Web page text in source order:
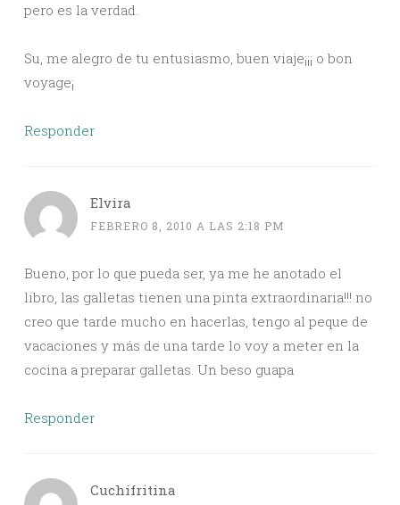
pero es la verdad.
Su, me alegro de tu entusiasmo, buen viaje¡¡¡ o bon
voyage¡
Responder
Elvira
FEBRERO 8, 2010 A LAS 2:18 PM
Bueno, por lo que pueda ser, ya me he anotado el
libro, las galletas tienen una pinta extraordinaria!!! no
creo que tarde mucho en hacerlas, tengo al peque de
vacaciones y más de una tarde lo voy a meter en la
cocina a preparar galletas. Un beso guapa
Responder
Cuchifritina